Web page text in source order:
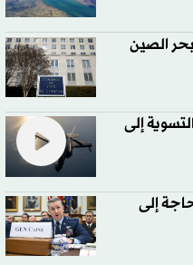
الصين
إلى
إلى